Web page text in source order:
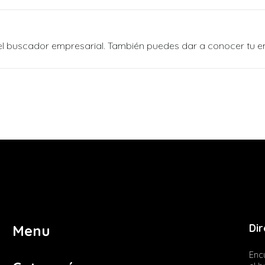
buscador empresarial. También puedes dar a conocer tu
Menu